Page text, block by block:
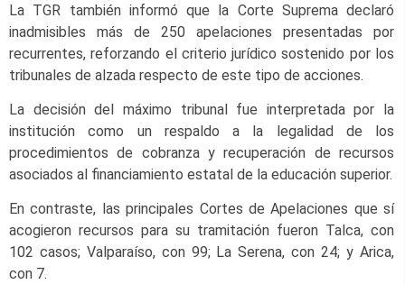
La TGR también informó que la Corte Suprema declaró
inadmisibles más de 250 apelaciones presentadas por
recurrentes, reforzando el criterio jurídico sostenido por los
tribunales de alzada respecto de este tipo de acciones.
La decisión del máximo tribunal fue interpretada por la
institución como un respaldo a la legalidad de los
procedimientos de cobranza y recuperación de recursos
asociados al financiamiento estatal de la educación superior.
En contraste, las principales Cortes de Apelaciones que sí
acogieron recursos para su tramitación fueron Talca, con
102 casos; Valparaíso, con 99; La Serena, con 24; y Arica,
con 7.